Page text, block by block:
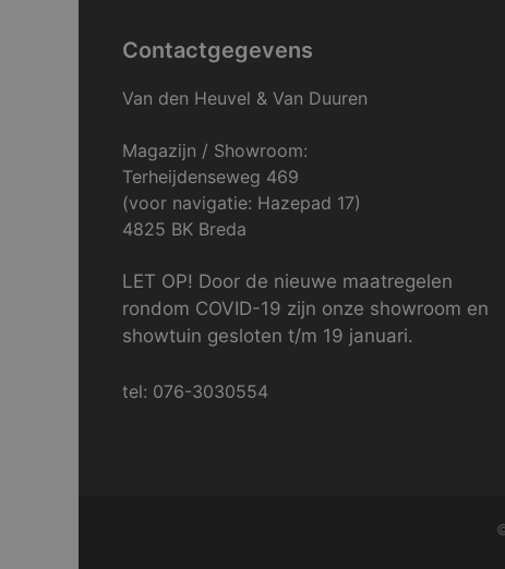
Contactgegevens
Van den Heuvel & Van Duuren
Magazijn / Showroom:
Terheijdenseweg 469
(voor navigatie: Hazepad 17)
4825 BK Breda
LET OP! Door de nieuwe maatregelen
rondom COVID-19 zijn onze showroom en
showtuin gesloten t/m 19 januari.
tel: 076-3030554